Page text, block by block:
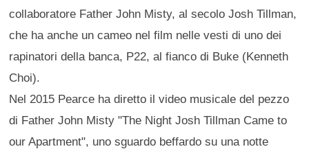
collaboratore Father John Misty, al secolo Josh Tillman,
che ha anche un cameo nel film nelle vesti di uno dei
rapinatori della banca, P22, al fianco di Buke (Kenneth
Choi).
Nel 2015 Pearce ha diretto il video musicale del pezzo
di Father John Misty "The Night Josh Tillman Came to
our Apartment", uno sguardo beffardo su una notte